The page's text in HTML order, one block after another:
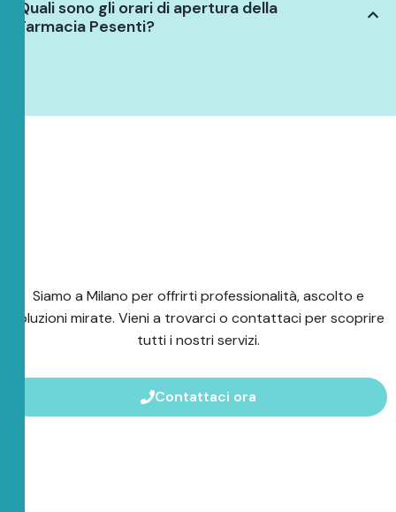
Quali sono gli orari di apertura della
Farmacia Pesenti?
Siamo a Milano per offrirti professionalità, ascolto e
soluzioni mirate. Vieni a trovarci o contattaci per scoprire
tutti i nostri servizi.
Contattaci ora